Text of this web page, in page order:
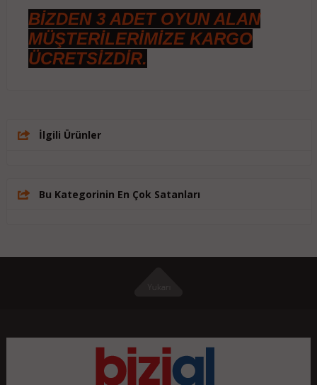
BİZDEN 3 ADET OYUN ALAN
MÜŞTERİLERİMİZE KARGO
ÜCRETSİZDİR.
İlgili Ürünler
Bu Kategorinin En Çok Satanları